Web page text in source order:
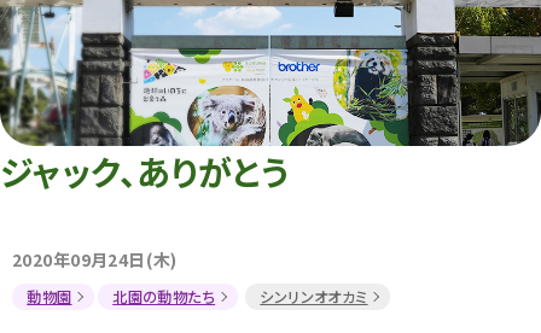
総合案内
動物園 植物園
再生プラン
東山動植物園
への支援
ジャック、ありがとう
2020年09月24日(木)
動物園 北園の動物たち シンリンオオカミ